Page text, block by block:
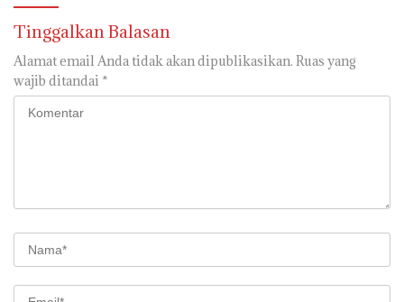
Tinggalkan Balasan
Alamat email Anda tidak akan dipublikasikan. Ruas yang
wajib ditandai *